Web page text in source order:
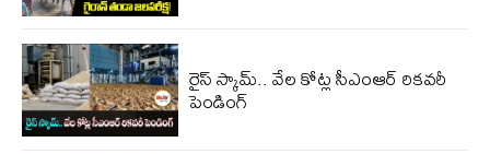
రైస్ స్కామ్.. వేల కోట్ల‌ సీఎంఆర్ రికవరీ
పెండింగ్